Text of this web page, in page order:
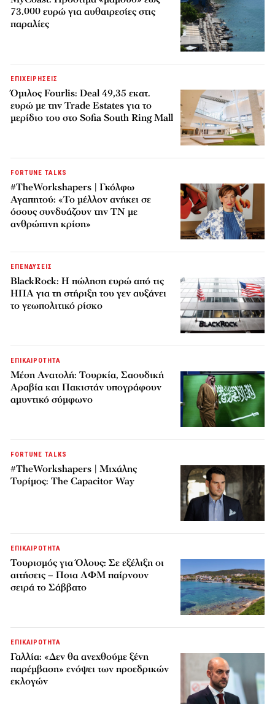
73.000 ευρώ για αυθαιρεσίες στις
παραλίες
ΕΠΙΧΕΙΡΗΣΕΙΣ
Όμιλος Fourlis: Deal 49,35 εκατ.
ευρώ με την Trade Estates για το
μερίδιο του στο Sofia South Ring Mall
FORTUNE TALKS
#TheWorkshapers | Γκόλφω
Αγαπητού: «Το μέλλον ανήκει σε
όσους συνδυάζουν την ΤΝ με
ανθρώπινη κρίση»
ΕΠΕΝΔΥΣΕΙΣ
BlackRock: Η πώληση ευρώ από τις
ΗΠΑ για τη στήριξη του γεν αυξάνει
το γεωπολιτικό ρίσκο
ΕΠΙΚΑΙΡΟΤΗΤΑ
Μέση Ανατολή: Τουρκία, Σαουδική
Αραβία και Πακιστάν υπογράφουν
αμυντικό σύμφωνο
FORTUNE TALKS
#TheWorkshapers | Μιχάλης
Τυρίμος: The Capacitor Way
ΕΠΙΚΑΙΡΟΤΗΤΑ
Τουρισμός για Όλους: Σε εξέλιξη οι
αιτήσεις – Ποια ΑΦΜ παίρνουν
σειρά το Σάββατο
ΕΠΙΚΑΙΡΟΤΗΤΑ
Γαλλία: «Δεν θα ανεχθούμε ξένη
παρέμβαση» ενόψει των προεδρικών
εκλογών